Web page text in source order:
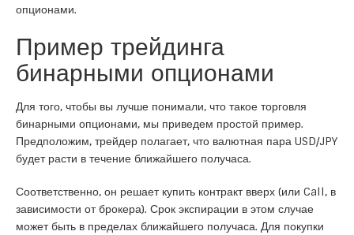
опционами.
Пример трейдинга
бинарными опционами
Для того, чтобы вы лучше понимали, что такое торговля
бинарными опционами, мы приведем простой пример.
Предположим, трейдер полагает, что валютная пара USD/JPY
будет расти в течение ближайшего получаса.
Соответственно, он решает купить контракт вверх (или Call, в
зависимости от брокера). Срок экспирации в этом случае
может быть в пределах ближайшего получаса. Для покупки